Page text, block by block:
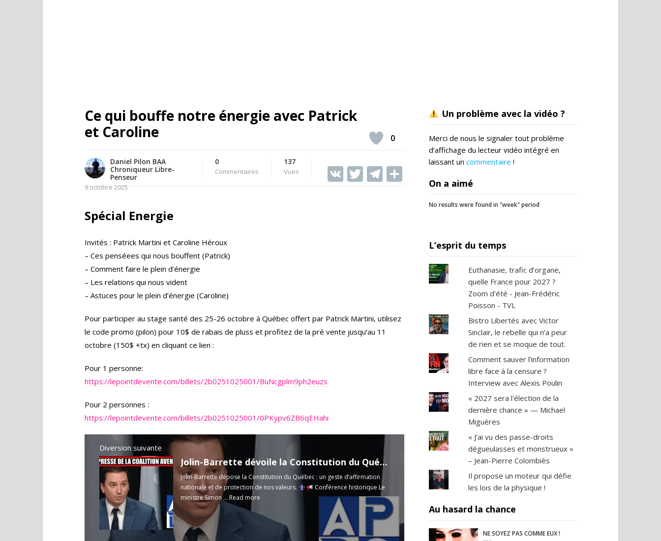
Ce qui bouffe notre énergie avec Patrick
et Caroline
Daniel Pilon BAA
Chroniqueur Libre-
Penseur
9 octobre 2025
0
Commentaires
137
Vues V T T
0
Spécial Energie
Invités : Patrick Martini et Caroline Héroux
– Ces penséees qui nous bouffent (Patrick)
– Comment faire le plein d’énergie
– Les relations qui nous vident
– Astuces pour le plein d’énergie (Caroline)
Pour participer au stage santé des 25-26 octobre à Québec offert par Patrick Martini, utilisez
le code promo (pilon) pour 10$ de rabais de pluss et profitez de la pré vente jusqu’au 11
octobre (150$ +tx) en cliquant ce lien :
Pour 1 personne:
https://lepointdevente.com/billets/2b0251025001/BuNcgplm9ph2euzs
Pour 2 personnes :
https://lepointdevente.com/billets/2b0251025001/0PKypv6ZB6qEHahi
Diversion suivante
Jolin-Barrette dévoile la Constitution du Québec
Jolin-Barrette dépose la Constitution du Québec : un geste d’affirmation
nationale et de protection de nos valeurs.
Conférence historique Le
ministre Simon ... Read more
Un problème avec la vidéo ?
Merci de nous le signaler tout problème
d’affichage du lecteur vidéo intégré en
laissant un commentaire !
On a aimé
No results were found in "week" period
L’esprit du temps
Euthanasie, trafic d’organe,
quelle France pour 2027 ?
Zoom d'été - Jean-Frédéric
Poisson - TVL
Bistro Libertés avec Victor
Sinclair, le rebelle qui n’a peur
de rien et se moque de tout.
Comment sauver l’information
libre face à la censure ?
Interview avec Alexis Poulin
« 2027 sera l'élection de la
dernière chance » — Michael
Miguères
« J’ai vu des passe-droits
dégueulasses et monstrueux »
– Jean-Pierre Colombiès
Il propose un moteur qui défie
les lois de la physique !
Au hasard la chance
NE SOYEZ PAS COMME EUX !